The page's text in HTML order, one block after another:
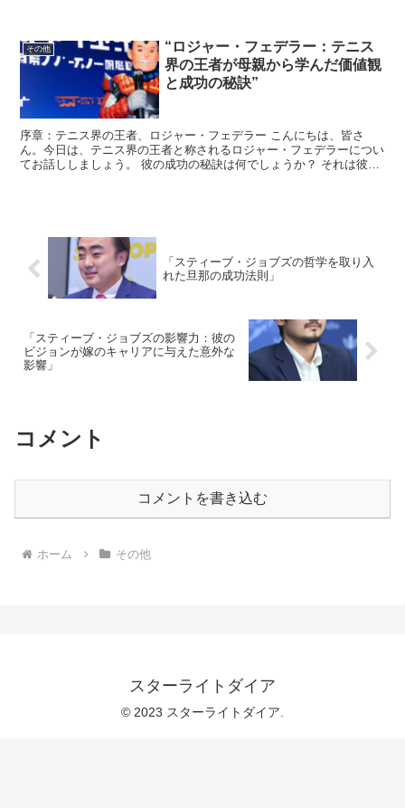
その他
“ロジャー・フェデラー：テニス
界の王者が母親から学んだ価値観
と成功の秘訣”
序章：テニス界の王者、ロジャー・フェデラー こんにちは、皆さ
ん。今日は、テニス界の王者と称されるロジャー・フェデラーについ
てお話ししましょう。 彼の成功の秘訣は何でしょうか？ それは彼の
「スティーブ・ジョブズの哲学を取り入
れた旦那の成功法則」
「スティーブ・ジョブズの影響力：彼の
ビジョンが嫁のキャリアに与えた意外な
影響」
コメント
コメントを書き込む
ホーム その他
スターライトダイア
© 2023 スターライトダイア.